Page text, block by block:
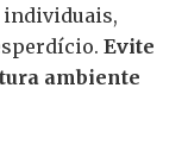
individuais,
Evite
ambiente